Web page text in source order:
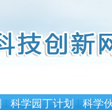
科学园丁计划 科学